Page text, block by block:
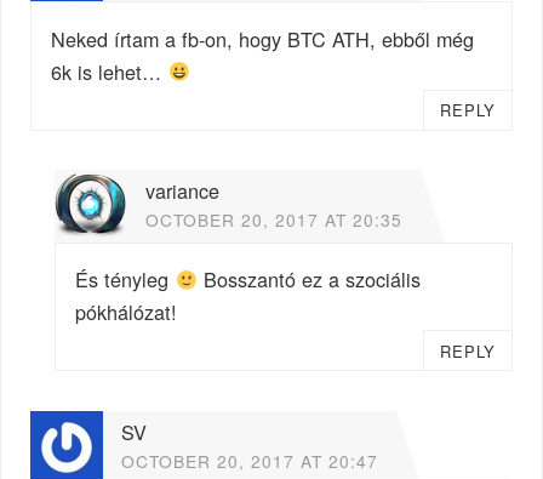
Neked írtam a fb-on, hogy BTC ATH, ebből még
6k is lehet…
REPLY
variance
OCTOBER 20, 2017 AT 20:35
És tényleg
Bosszantó ez a szociális
pókhálózat!
REPLY
SV
OCTOBER 20, 2017 AT 20:47